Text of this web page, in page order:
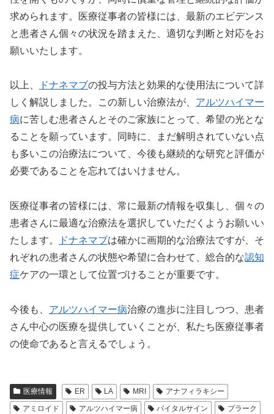
求められます。医療従事者の皆様には、最新のエビデンス
と患者さん個々の状況を踏まえた、適切な判断と対応をお
願いいたします。
以上、 ドナネマブの投与方法と効果的な使用法について詳
しく解説しました。この新しい治療法が、 アルツハイマー
病に苦しむ患者さんとそのご家族にとって、希望の光とな
ることを願っています。同時に、まだ解明されていない点
も多いこの治療法について、今後も継続的な研究と評価が
必要であることを忘れてはいけません。
医療従事者の皆様には、常に最新の情報を収集し、個々の
患者さんに最適な治療法を選択していただくようお願いい
たします。
ドナネマブは確かに画期的な治療法ですが、そ
れぞれの患者さんの状態や希望に合わせて、総合的な認知
症ケアの一環として位置づけることが重要です。
今後も、 アルツハイマー病治療の進歩に注目しつつ、患者
さん中心の医療を提供していくことが、私たち医療従事者
の使命であると言えるでしょう。
医療情報 ER LA MRI
アナフィラキシー
アミロイド
アルツハイマー病 バイタルサイン
プラーク